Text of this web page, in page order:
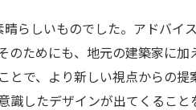
らしいものでした。アドバイ
ためにも、地元の建築家に加
とで、より新しい視点からの
したデザインが出てくること